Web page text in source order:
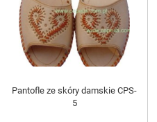
Pantofle ze skóry damskie CPS-
5